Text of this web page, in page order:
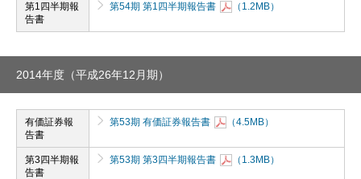
第1四半期報
告書
第54期 第1四半期報告書 （1.2MB）
2014年度（平成26年12月期）
有価証券報
告書
第53期 有価証券報告書 （4.5MB）
第3四半期報
告書
第53期 第3四半期報告書 （1.3MB）